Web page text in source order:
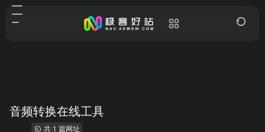
音频转换在线工具
共 1 篇网址